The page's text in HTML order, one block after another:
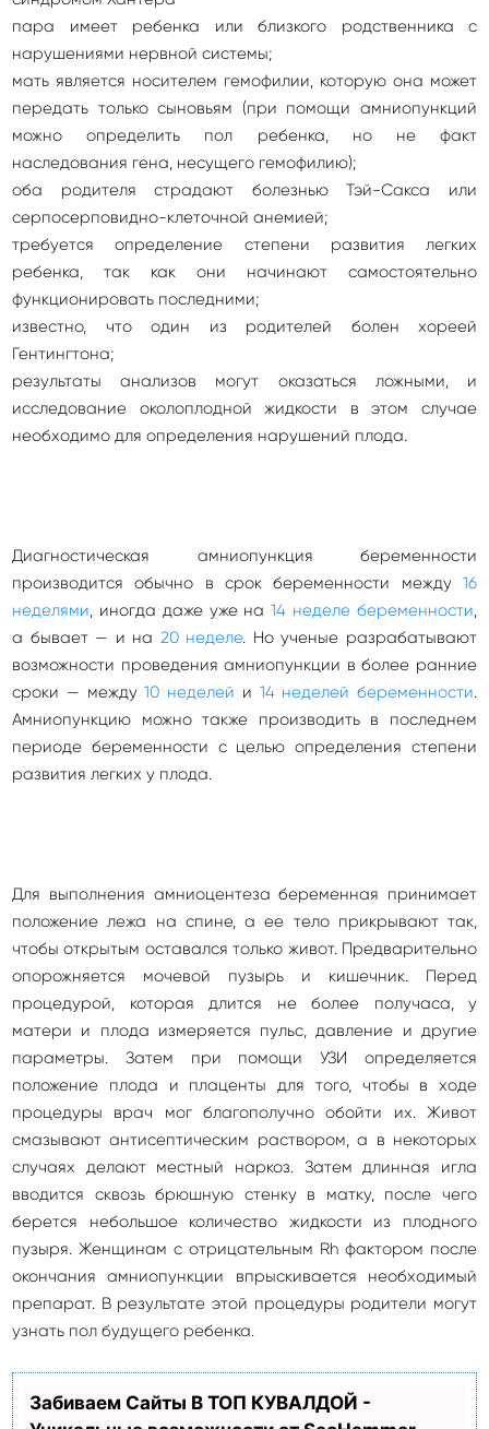
пара имеет ребенка или близкого родственника с
нарушениями нервной системы;
мать является носителем гемофилии, которую она может
передать только сыновьям (при помощи амниопункций
можно определить пол ребенка, но не факт
наследования гена, несущего гемофилию);
оба родителя страдают болезнью Тэй-Сакса или
серпосерповидно-клеточной анемией;
требуется определение степени развития легких
ребенка, так как они начинают самостоятельно
функционировать последними;
известно, что один из родителей болен хореей
Гентингтона;
результаты анализов могут оказаться ложными, и
исследование околоплодной жидкости в этом случае
необходимо для определения нарушений плода.
Диагностическая амниопункция беременности
производится обычно в срок беременности между 16
неделями, иногда даже уже на14 неделе беременности,
а бывает — и на 20 неделе. Но ученые разрабатывают
возможности проведения амниопункции в более ранние
сроки — между10 неделей и 14 неделей беременности.
Амниопункцию можно также производить в последнем
периоде беременности с целью определения степени
развития легких у плода.
Для выполнения амниоцентеза беременная принимает
положение лежа на спине, а ее тело прикрывают так,
чтобы открытым оставался только живот. Предварительно
опорожняется мочевой пузырь и кишечник. Перед
процедурой, которая длится не более получаса, у
матери и плода измеряется пульс, давление и другие
параметры. Затем при помощи УЗИ определяется
положение плода и плаценты для того, чтобы в ходе
процедуры врач мог благополучно обойти их. Живот
смазывают антисептическим раствором, а в некоторых
случаях делают местный наркоз. Затем длинная игла
вводится сквозь брюшную стенку в матку, после чего
берется небольшое количество жидкости из плодного
пузыря. Женщинам с отрицательным Rh фактором после
окончания амниопункции впрыскивается необходимый
препарат. В результате этой процедуры родители могут
узнать пол будущего ребенка.
Забиваем Сайты В ТОП КУВАЛДОЙ -